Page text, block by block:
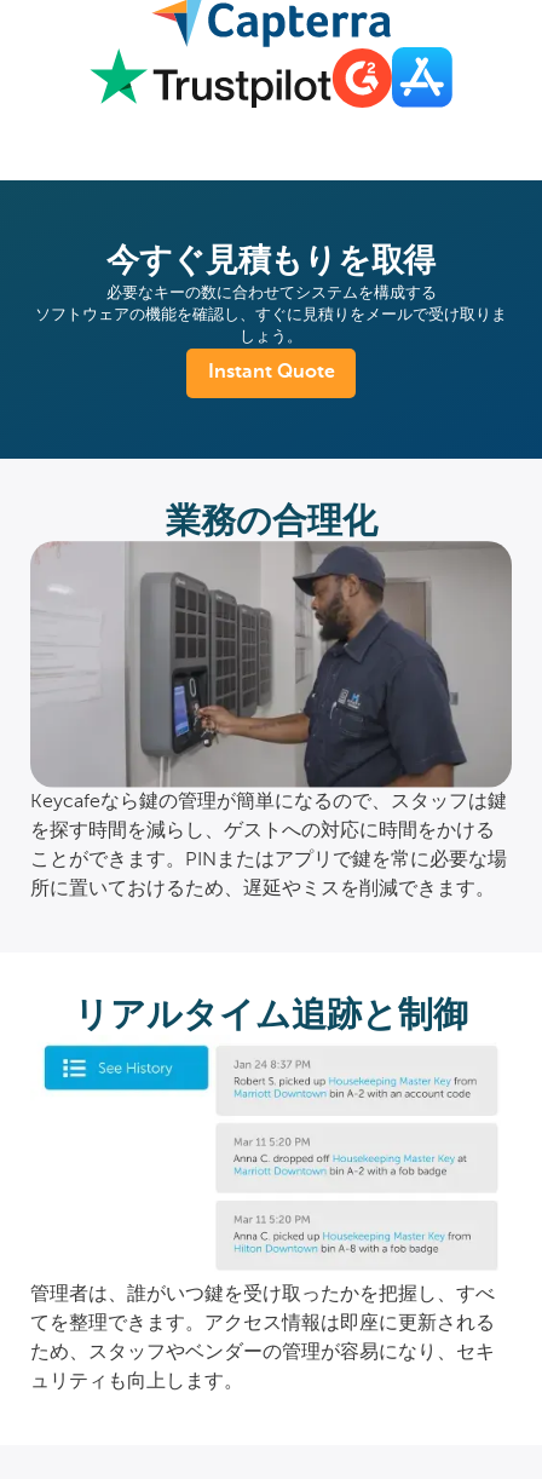
今すぐ見積もりを取得
必要なキーの数に合わせてシステムを構成する
ソフトウェアの機能を確認し、すぐに見積りをメールで受け取りま
しょう。
Instant Quote
業務の合理化
Keycafeなら鍵の管理が簡単になるので、スタッフは鍵
を探す時間を減らし、ゲストへの対応に時間をかける
ことができます。PINまたはアプリで鍵を常に必要な場
所に置いておけるため、遅延やミスを削減できます。
リアルタイム追跡と制御
管理者は、誰がいつ鍵を受け取ったかを把握し、すべ
てを整理できます。アクセス情報は即座に更新される
ため、スタッフやベンダーの管理が容易になり、セキ
ュリティも向上します。